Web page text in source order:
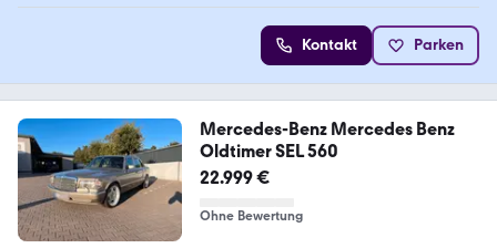
Kontakt Parken
Mercedes-Benz Mercedes Benz
Oldtimer SEL 560
22.999 €
Ohne Bewertung